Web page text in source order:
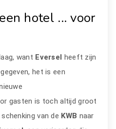
hotel ... voor
want Eversel heeft zijn
het is een
gasten is toch altijd groot
van de KWB naar